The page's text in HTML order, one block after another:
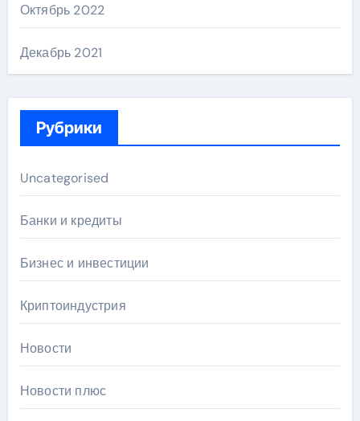
Октябрь 2022
Декабрь 2021
Рубрики
Uncategorised
Банки и кредиты
Бизнес и инвестиции
Криптоиндустрия
Новости
Новости плюс